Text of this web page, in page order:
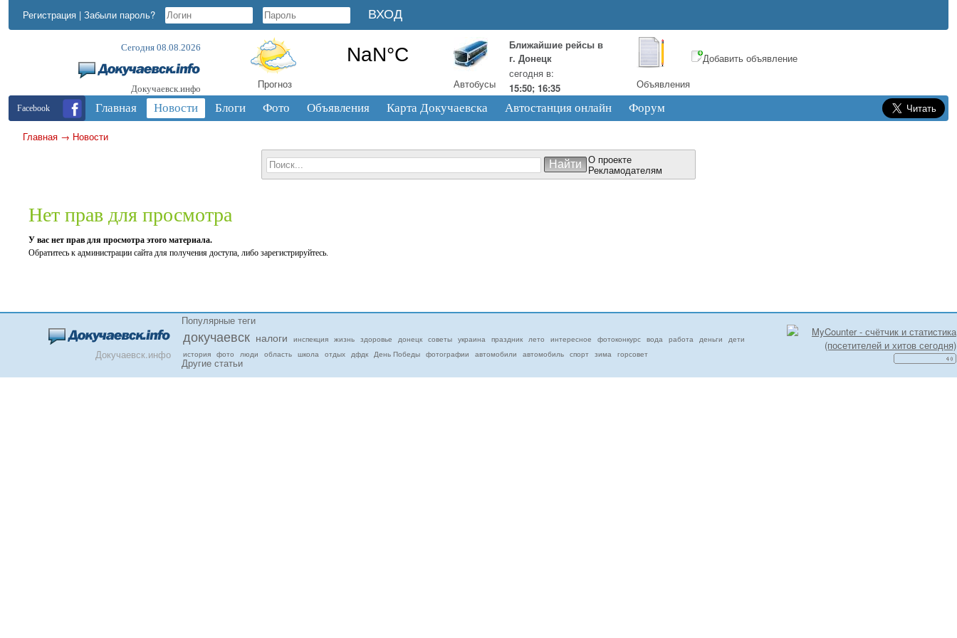
Регистрация | Забыли пароль?
Сегодня 08.08.2026
Докучаевск.инфо Прогноз Автобусы
Ближайшие рейсы в
г. Донецк
сегодня в:
15:50; 16:35
Объявления
Добавить объявление
Facebook Главная Новости Блоги Фото Объявления Карта Докучаевска Автостанция онлайн Форум
Главная → Новости
О проекте
Рекламодателям
Нет прав для просмотра
У вас нет прав для просмотра этого материала.
Обратитесь к администрации сайта для получения доступа, либо зарегистрируйтесь.
Популярные теги
докучаевск налоги инспекция жизнь здоровье донецк советы украина праздник лето интересное фотоконкурс вода работа деньги
дети
история фото люди область школа отдых дфдк День Победы фотографии автомобили автомобиль спорт зима горсовет
Другие статьи
Докучаевск.инфо